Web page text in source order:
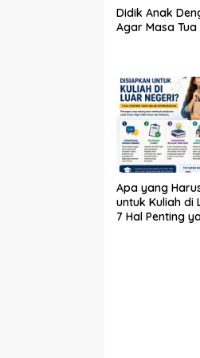
Didik Anak
Agar Masa
Apa yang
untuk Kuliah di
7 Hal Penting